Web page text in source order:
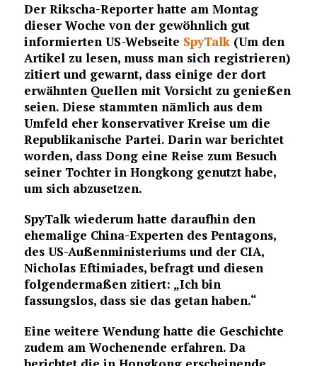
Der Rikscha-Reporter hatte am Montag
dieser Woche von der gewöhnlich gut
informierten US-Webseite SpyTalk(Um den
Artikel zu lesen, muss man sich registrieren)
zitiert und gewarnt, dass einige der dort
erwähnten Quellen mit Vorsicht zu genießen
seien. Diese stammten nämlich aus dem
Umfeld eher konservativer Kreise um die
Republikanische Partei. Darin war berichtet
worden, dass Dong eine Reise zum Besuch
seiner Tochter in Hongkong genutzt habe,
um sich abzusetzen.
SpyTalk wiederum hatte daraufhin den
ehemalige China-Experten des Pentagons,
des US-Außenministeriums und der CIA,
Nicholas Eftimiades, befragt und diesen
folgendermaßen zitiert: „Ich bin
fassungslos, dass sie das getan haben.“
Eine weitere Wendung hatte die Geschichte
zudem am Wochenende erfahren. Da